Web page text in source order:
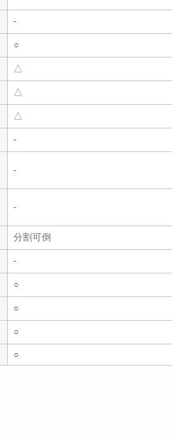
-
○
△
△
△
-
-
-
分割可倒
-
○
○
○
○